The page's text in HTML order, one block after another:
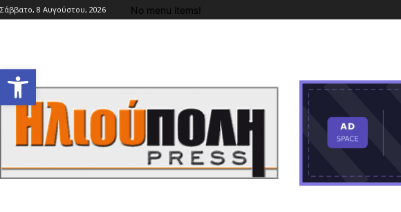
Ανοίξτε τη γραμμή εργαλείων
Σάββατο, 8 Αυγούστου, 2026 No menu items!